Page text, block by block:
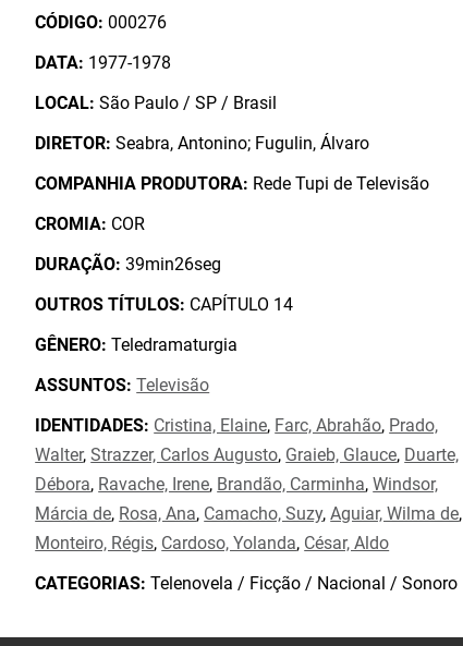
CÓDIGO: 000276
DATA: 1977-1978
LOCAL: São Paulo / SP / Brasil
DIRETOR: Seabra, Antonino; Fugulin, Álvaro
COMPANHIA PRODUTORA: Rede Tupi de Televisão
CROMIA: COR
DURAÇÃO: 39min26seg
OUTROS TÍTULOS: CAPÍTULO 14
GÊNERO: Teledramaturgia
ASSUNTOS: Televisão
IDENTIDADES: Cristina, Elaine, Farc, Abrahão, Prado,
Walter,Strazzer, Carlos Augusto, Graieb, Glauce, Duarte,
Débora, Ravache, Irene, Brandão, Carminha,Windsor,
Márcia de, Rosa, Ana, Camacho, Suzy,Aguiar, Wilma de,
Monteiro, Régis, Cardoso, Yolanda, César, Aldo
CATEGORIAS: Telenovela / Ficção / Nacional / Sonoro